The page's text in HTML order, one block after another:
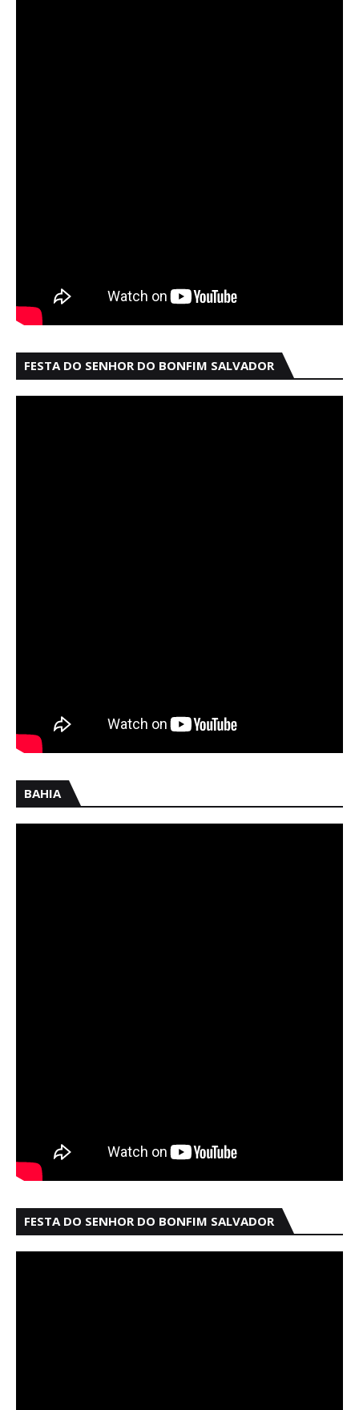
FESTA DO SENHOR DO BONFIM SALVADOR
BAHIA
FESTA DO SENHOR DO BONFIM SALVADOR